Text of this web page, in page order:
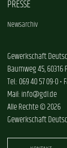
PRESSE
Newsarchiv
Gewerkschaft
Baumweg 45,
Tel.: 069 40 57 09-0 •
Mail: info@gdl.de
Alle Rechte © 2026
Gewerkschaft